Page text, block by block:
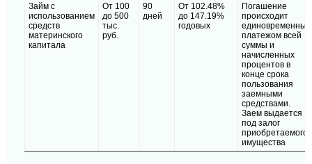
Займ с
использованием
средств
материнского
капитала
От 100
до 500
тыс.
руб.
90
дней
От 102.48%
до 147.19%
годовых
Погашение
происходит
единовременным
платежом всей
суммы и
начисленных
процентов в
конце срока
пользования
заемными
средствами.
Заем выдается
под залог
приобретаемого
имущества